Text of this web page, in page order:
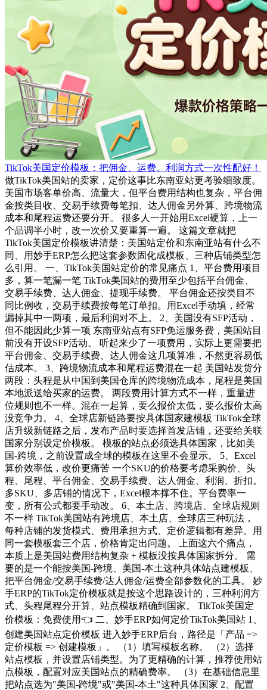
TikTok美国定价模板：把佣金、运费、利润方式一次性配好！
做TikTok美国站的卖家，定价这事比东南亚站更考验细致度。
美国市场客单价高、流量大，但平台费用结构也复杂，平台佣
金按类目收、交易手续费每笔扣、达人佣金另外算、跨境物流
成本和尾程运费还要分开。 很多人一开始用Excel硬算，上一
个品调半小时，改一次价又要重算一遍。 这篇文章就把
TikTok美国定价模板讲清楚：美国站定价和东南亚站有什么不
同、用妙手ERP怎么把这套参数固化成模板、三种店铺类型怎
么引用。 一、TikTok美国站定价的常见痛点 1、平台费用项目
多，算一笔漏一笔 TikTok美国站的费用至少包括平台佣金、
交易手续费、达人佣金、提现手续费。 平台佣金还按类目不
同比例收，交易手续费按每笔订单扣。用Excel手动填，经常
漏掉其中一两项，最后利润对不上。 2、美国没有SFP活动，
但不能因此少算一项 东南亚站点有SFP免运服务费，美国站目
前没有开设SFP活动。 听起来少了一项费用，实际上更需要把
平台佣金、交易手续费、达人佣金这几项算准，不然更容易低
估成本。 3、跨境物流成本和尾程运费混在一起 美国站发货分
两段：头程是从中国到美国仓库的跨境物流成本，尾程是美国
本地派送给买家的运费。 两段费用计算方式不一样，重量进
位规则也不一样。混在一起算，要么报价太低，要么报价太高
没竞争力。 4、全球店新链路要按具体国家建模板 TikTok全球
店升级新链路之后，发布产品时要选择首发店铺，还要给关联
国家分别设定价模板。 模板的站点必须选具体国家，比如美
国-跨境，之前设置成全球的模板在这里不会显示。 5、Excel
算价效率低，改价更痛苦 一个SKU的价格要考虑采购价、头
程、尾程、平台佣金、交易手续费、达人佣金、利润、折扣。
多SKU、多店铺的情况下，Excel根本撑不住。平台费率一
变，所有公式都要手动改。 6、本土店、跨境店、全球店规则
不一样 TikTok美国站有跨境店、本土店、全球店三种玩法，
每种店铺的发货模式、费用承担方式、定价逻辑都有差异。用
同一套模板套三个店，价格肯定出问题。 上面这六个痛点，
本质上是美国站费用结构复杂 + 模板没按具体国家拆分。 需
要的是一个能按美国-跨境、美国-本土这种具体站点建模板、
把平台佣金/交易手续费/达人佣金/运费全部参数化的工具。 妙
手ERP的TikTok定价模板就是按这个思路设计的，三种利润方
式、头程尾程分开算、站点模板精确到国家。 TikTok美国定
价模板：免费使用👈 二、妙手ERP如何定价TikTok美国站 1、
创建美国站点定价模板 进入妙手ERP后台，路径是「产品 =>
定价模板 => 创建模板」。 （1）填写模板名称。 （2）选择
站点模板，并设置店铺类型。为了更精确的计算，推荐使用站
点模板，配置对应美国站点的精确费率。 （3）在基础信息里
把站点选为"美国-跨境"或"美国-本土"这种具体国家 2、配置